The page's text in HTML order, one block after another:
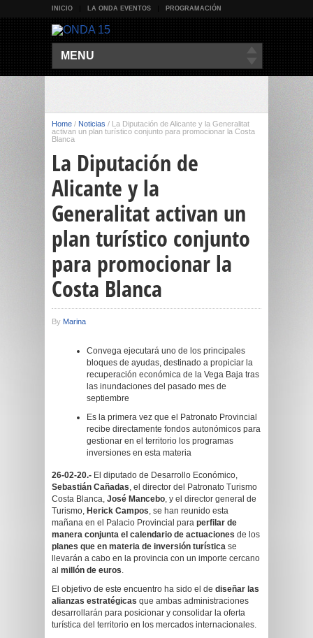
INICIO LA ONDA EVENTOS PROGRAMACIÓN
MENU
Home / Noticias / La Diputación de Alicante y la Generalitat
activan un plan turístico conjunto para promocionar la Costa
Blanca
La Diputación de
Alicante y la
Generalitat activan un
plan turístico conjunto
para promocionar la
Costa Blanca
By Marina
Convega ejecutará uno de los principales
bloques de ayudas, destinado a propiciar la
recuperación económica de la Vega Baja tras
las inundaciones del pasado mes de
septiembre
Es la primera vez que el Patronato Provincial
recibe directamente fondos autonómicos para
gestionar en el territorio los programas
inversiones en esta materia
26-02-20.- El diputado de Desarrollo Económico,
Sebastián Cañadas, el director del Patronato Turismo
Costa Blanca, José Mancebo, y el director general de
Turismo, Herick Campos, se han reunido esta
mañana en el Palacio Provincial para perfilar de
manera conjunta el calendario de actuaciones de los
planes que en materia de inversión turística se
llevarán a cabo en la provincia con un importe cercano
al millón de euros.
El objetivo de este encuentro ha sido el de diseñar las
alianzas estratégicas que ambas administraciones
desarrollarán para posicionar y consolidar la oferta
turística del territorio en los mercados internacionales.